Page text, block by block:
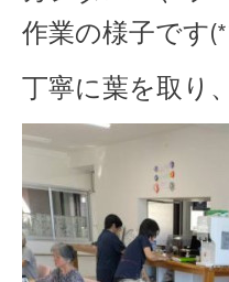
作業の様子です
丁寧に葉を取り